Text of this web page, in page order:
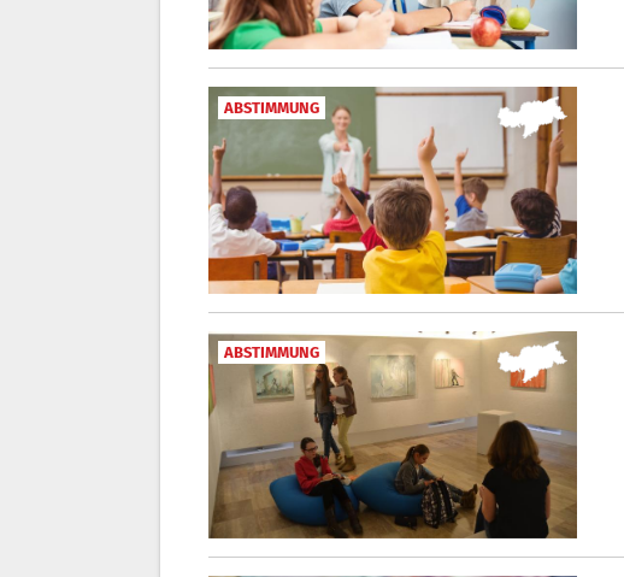
ABSTIMMUNG
ABSTIMMUNG